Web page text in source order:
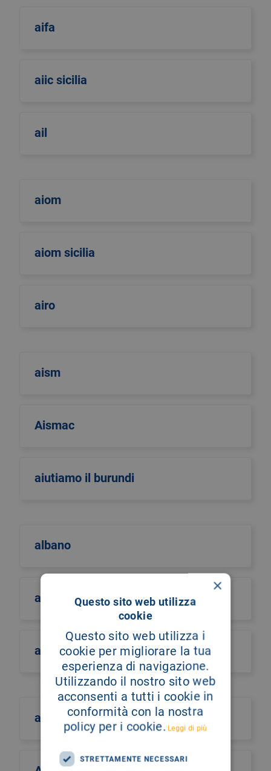
aifa
aiic sicilia
ail
aiom
aiom sicilia
airo
aism
Aismac
aiutiamo il burundi
albano
albero della vita
alberto castiglione
alberto culotta
×
Questo sito web utilizza
cookie
Questo sito web utilizza i
cookie per migliorare la tua
esperienza di navigazione.
Utilizzando il nostro sito web
acconsenti a tutti i cookie in
conformità con la nostra
policy per i cookie. Leggi di più
STRETTAMENTE NECESSARI